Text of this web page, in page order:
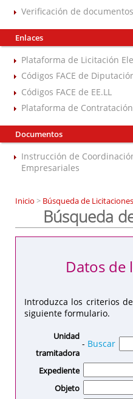
Verificación de documentos
Enlaces
Plataforma de Licitación
Códigos FACE de
Códigos FACE de EE.LL
Plataforma de
Documentos
Instrucción de
Empresariales
Inicio > Búsqueda de Licitaciones
Búsqueda
Introduzca los criterios
siguiente formulario.
Datos de
Unidad
tramitadora
- Buscar
Expediente
Objeto